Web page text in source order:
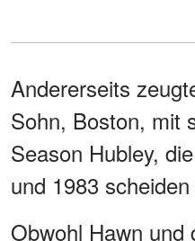
Andererseits
Sohn, Boston, mit
Season Hubley,
und 1983
Obwohl Hawn